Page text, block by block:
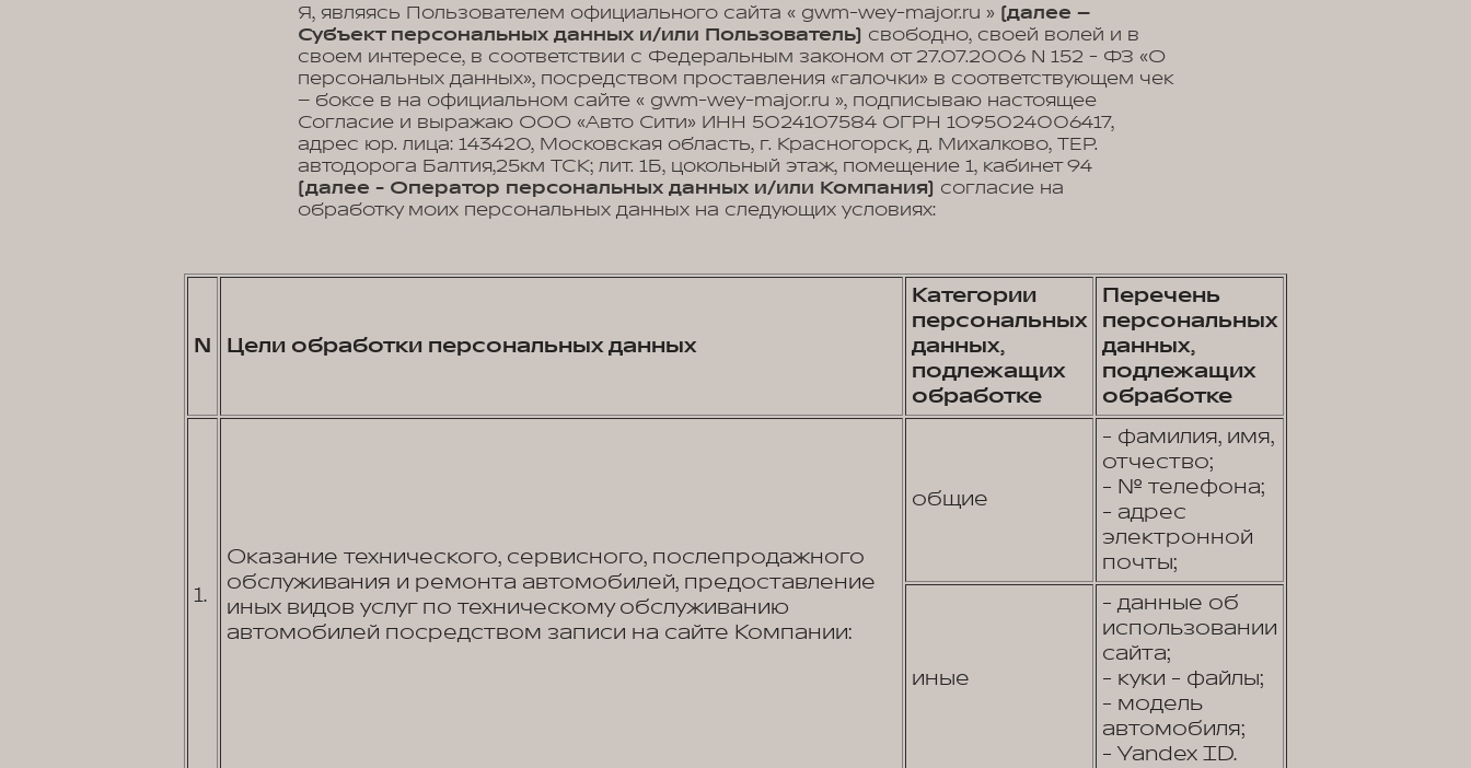
Я, являясь Пользователем официального сайта « gwm-wey-major.ru » (далее –
Субъект персональных данных и/или Пользователь) свободно, своей волей и в
своем интересе, в соответствии с Федеральным законом от 27.07.2006 N 152 - ФЗ «О
персональных данных», посредством проставления «галочки» в соответствующем чек
– боксе в на официальном сайте « gwm-wey-major.ru », подписываю настоящее
Согласие и выражаю ООО «Авто Сити» ИНН 5024107584 ОГРН 1095024006417,
адрес юр. лица: 143420, Московская область, г. Красногорск, д. Михалково, ТЕР.
автодорога Балтия,25км ТСК; лит. 1Б, цокольный этаж, помещение 1, кабинет 94
(далее - Оператор персональных данных и/или Компания) согласие на
обработку моих персональных данных на следующих условиях:
N Цели обработки персональных данных
Категории
персональных
данных,
подлежащих
обработке
Перечень
персональных
данных,
подлежащих
обработке
1.
Оказание технического, сервисного, послепродажного
обслуживания и ремонта автомобилей, предоставление
иных видов услуг по техническому обслуживанию
автомобилей посредством записи на сайте Компании:
общие
- фамилия, имя,
отчество;
- № телефона;
- адрес
электронной
почты;
иные
- данные об
использовании
сайта;
- куки - файлы;
- модель
автомобиля;
- Yandex ID.